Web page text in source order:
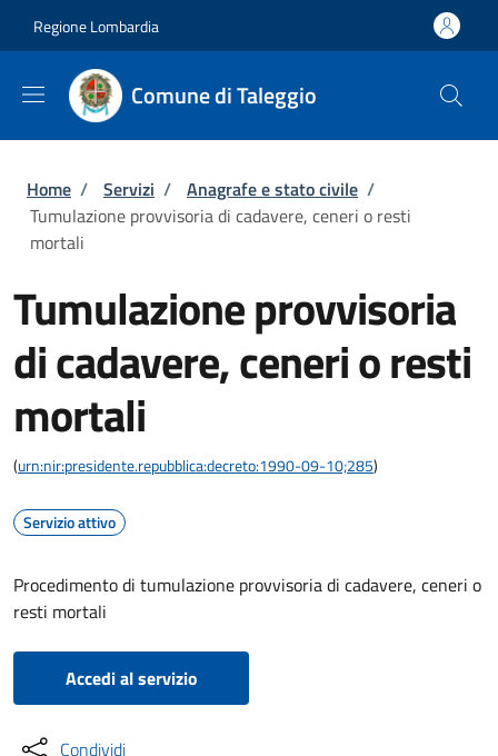
Regione Lombardia
Comune di Taleggio
Briciole di pane
Home / Servizi / Anagrafe e stato civile /
Tumulazione provvisoria di cadavere, ceneri o resti
mortali
Tumulazione provvisoria
di cadavere, ceneri o resti
mortali
(urn:nir:presidente.repubblica:decreto:1990-09-10;285)
Servizio attivo
Procedimento di tumulazione provvisoria di cadavere, ceneri o
resti mortali
Accedi al servizio
Condividi